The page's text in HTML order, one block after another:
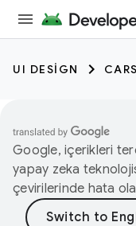
UI DESIGN CARS
Google, içerikleri
yapay zeka
çevirilerinde hata